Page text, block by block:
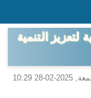
التنمية
02-28 10:29